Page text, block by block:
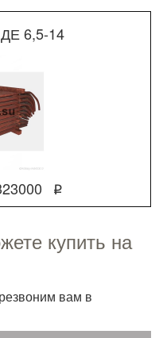
6,5-14
q
купить на
вам в